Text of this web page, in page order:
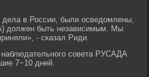
в России, были осведомлены,
должен быть независимым. Мы
- сказал Риди.
совета РУСАДА
7−10 дней.